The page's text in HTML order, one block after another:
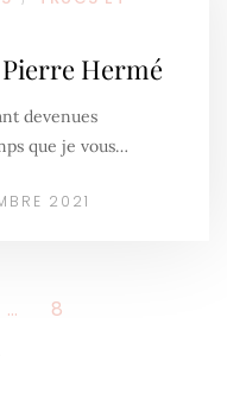
Hermé
devenues
que je vous…
2021
… 8